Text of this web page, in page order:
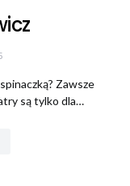
Zawsze
są tylko dla…